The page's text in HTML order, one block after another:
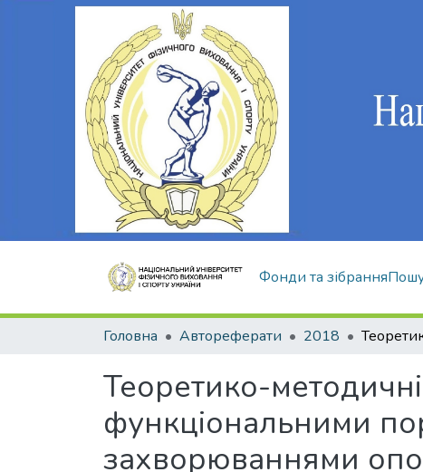
Фонди та зібрання
Головна Автореферати 2018
Теоретико-методичні
функціональними
захворюваннями